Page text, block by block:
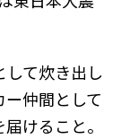
て炊き出し
仲間として
けること。